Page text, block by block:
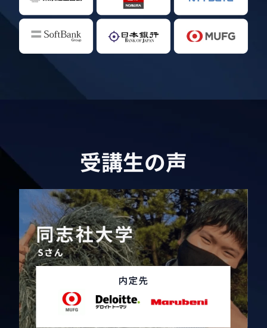
受講生の声